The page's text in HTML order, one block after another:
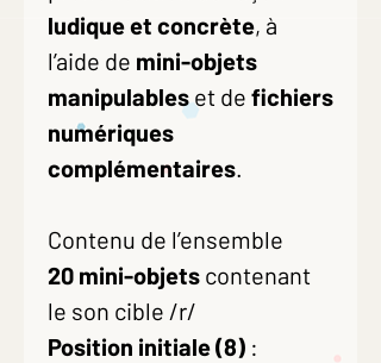
ludique et concrète, à
l’aide de mini-objets
manipulableset de fichiers
numériques
complémentaires.
Contenu de l’ensemble
20 mini-objets contenant
le son cible /r/
Position initiale (8) :